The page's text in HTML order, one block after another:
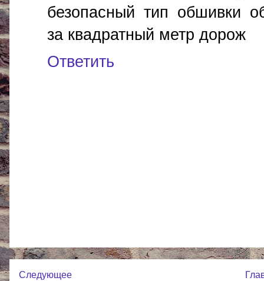
безопасный тип обшивки
за квадратный метр дорож
Ответить
Следующее